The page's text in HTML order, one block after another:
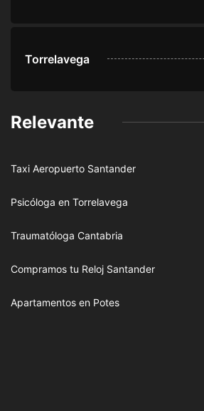
Torrelavega
Relevante
Taxi Aeropuerto Santander
Psicóloga en Torrelavega
Traumatóloga Cantabria
Compramos tu Reloj Santander
Apartamentos en Potes